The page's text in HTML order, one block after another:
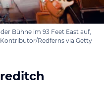
Bühne im 93 Feet East auf,
Redferns via Getty